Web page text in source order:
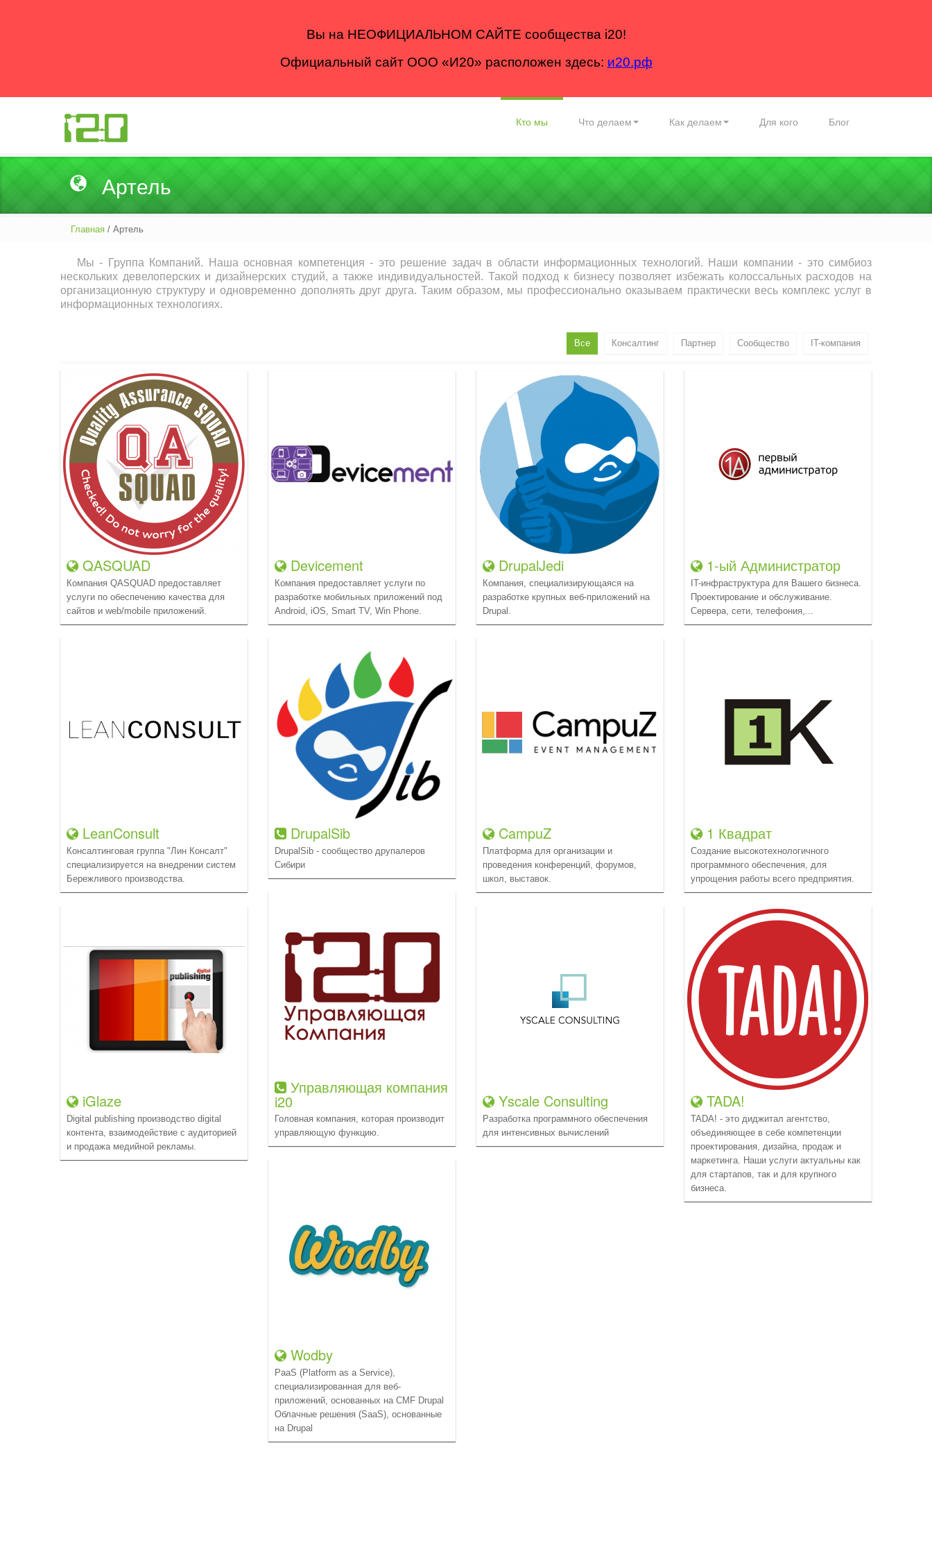
Вы на НЕОФИЦИАЛЬНОМ САЙТЕ сообщества i20!
Официальный сайт ООО «И20» расположен здесь: и20.рф
Кто мы Что делаем Как делаем Для кого Блог
Артель
Главная / Артель
Мы - Группа Компаний. Наша основная компетенция - это решение задач в области информационных технологий. Наши компании - это симбиоз
нескольких девелоперских и дизайнерских студий, а также индивидуальностей. Такой подход к бизнесу позволяет избежать колоссальных расходов на
организационную структуру и одновременно дополнять друг друга. Таким образом, мы профессионально оказываем практически весь комплекс услуг в
информационных технологиях.
Все Консалтинг Партнер Сообщество IT-компания
QASQUAD
Компания QASQUAD предоставляет
услуги по обеспечению качества для
сайтов и web/mobile приложений.
Devicement
Компания предоставляет услуги по
разработке мобильных приложений под
Android, iOS, Smart TV, Win Phone.
DrupalJedi
Компания, специализирующаяся на
разработке крупных веб-приложений на
Drupal.
1-ый Администратор
IT-инфраструктура для Вашего бизнеса.
Проектирование и обслуживание.
Сервера, сети, телефония,...
LeanConsult
Консалтинговая группа "Лин Консалт"
специализируется на внедрении систем
Бережливого производства.
DrupalSib
DrupalSib - сообщество друпалеров
Сибири
CampuZ
Платформа для организации и
проведения конференций, форумов,
школ, выставок.
1 Квадрат
Создание высокотехнологичного
программного обеспечения, для
упрощения работы всего предприятия.
Управляющая компания
i20
Головная компания, которая производит
управляющую функцию.
iGlaze
Digital publishing производство digital
контента, взаимодействие с аудиторией
и продажа медийной рекламы.
Yscale Consulting
Разработка программного обеспечения
для интенсивных вычислений
TADA!
TADA! - это диджитал агентство,
объединяющее в себе компетенции
проектирования, дизайна, продаж и
маркетинга. Наши услуги актуальны как
для стартапов, так и для крупного
бизнеса.
Wodby
PaaS (Platform as a Service),
специализированная для веб-
приложений, основанных на CMF Drupal
Облачные решения (SaaS), основанные
на Drupal